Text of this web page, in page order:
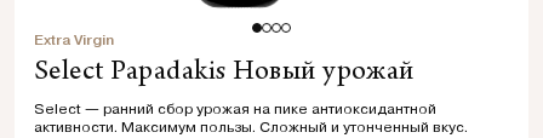
Extra Virgin
Select Papadakis Новый урожай
Select — ранний сбор урожая на пике антиоксидантной
активности. Максимум пользы. Сложный и утонченный вкус.